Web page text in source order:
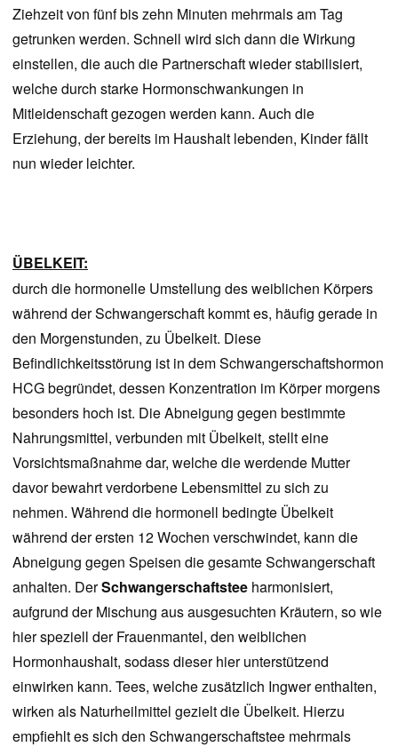
Ziehzeit von fünf bis zehn Minuten mehrmals am Tag
getrunken werden. Schnell wird sich dann die Wirkung
einstellen, die auch die Partnerschaft wieder stabilisiert,
welche durch starke Hormonschwankungen in
Mitleidenschaft gezogen werden kann. Auch die
Erziehung, der bereits im Haushalt lebenden, Kinder fällt
nun wieder leichter.
ÜBELKEIT:
durch die hormonelle Umstellung des weiblichen Körpers
während der Schwangerschaft kommt es, häufig gerade in
den Morgenstunden, zu Übelkeit. Diese
Befindlichkeitsstörung ist in dem Schwangerschaftshormon
HCG begründet, dessen Konzentration im Körper morgens
besonders hoch ist. Die Abneigung gegen bestimmte
Nahrungsmittel, verbunden mit Übelkeit, stellt eine
Vorsichtsmaßnahme dar, welche die werdende Mutter
davor bewahrt verdorbene Lebensmittel zu sich zu
nehmen. Während die hormonell bedingte Übelkeit
während der ersten 12 Wochen verschwindet, kann die
Abneigung gegen Speisen die gesamte Schwangerschaft
anhalten. DerSchwangerschaftstee harmonisiert,
aufgrund der Mischung aus ausgesuchten Kräutern, so wie
hier speziell der Frauenmantel, den weiblichen
Hormonhaushalt, sodass dieser hier unterstützend
einwirken kann. Tees, welche zusätzlich Ingwer enthalten,
wirken als Naturheilmittel gezielt die Übelkeit. Hierzu
empfiehlt es sich den Schwangerschaftstee mehrmals